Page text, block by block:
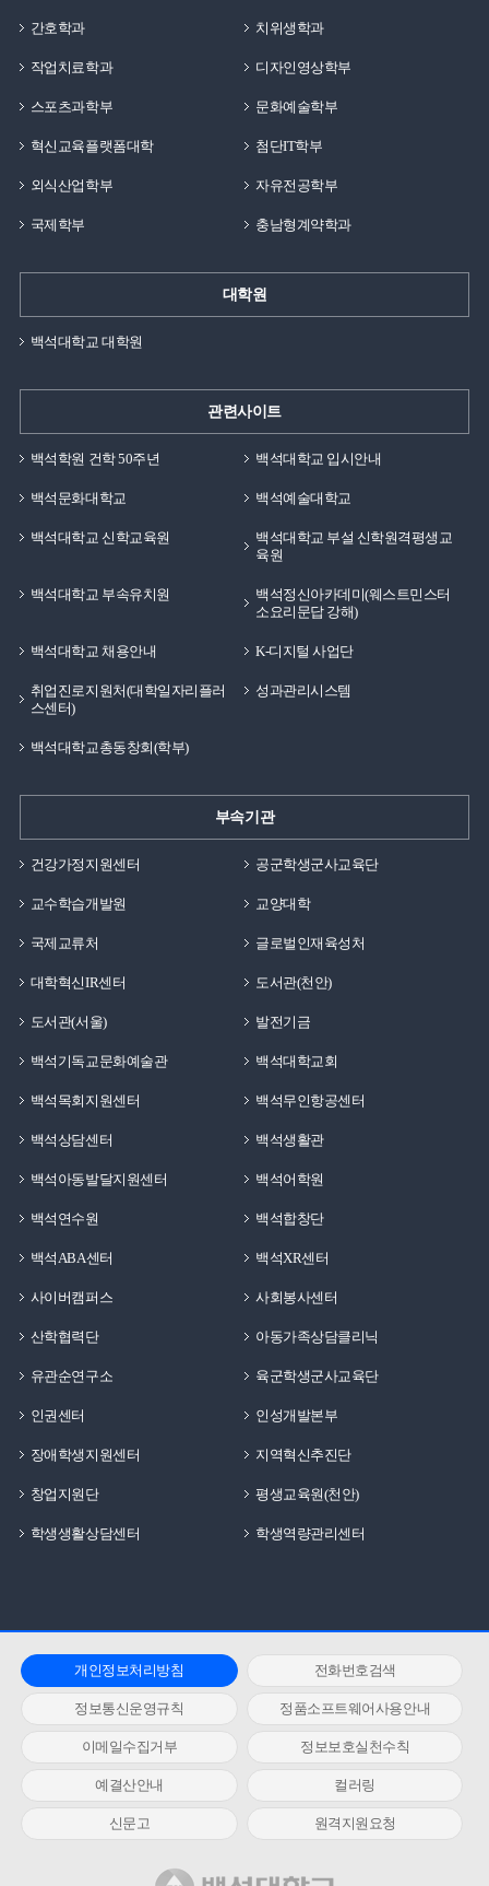
간호학과 치위생학과
작업치료학과 디자인영상학부
스포츠과학부 문화예술학부
혁신교육플랫폼대학 첨단IT학부
외식산업학부 자유전공학부
국제학부 충남형계약학과
대학원
백석대학교 대학원
관련사이트
백석학원 건학 50주년 백석대학교 입시안내
백석문화대학교 백석예술대학교
백석대학교 신학교육원
백석대학교 부설 신학원격평생교
육원
백석대학교 부속유치원
백석정신아카데미(웨스트민스터
소요리문답 강해)
백석대학교 채용안내 K-디지털 사업단
취업진로지원처(대학일자리플러
스센터)
성과관리시스템
백석대학교총동창회(학부)
부속기관
건강가정지원센터 공군학생군사교육단
교수학습개발원 교양대학
국제교류처 글로벌인재육성처
대학혁신IR센터 도서관(천안)
도서관(서울) 발전기금
백석기독교문화예술관 백석대학교회
백석목회지원센터 백석무인항공센터
백석상담센터 백석생활관
백석아동발달지원센터 백석어학원
백석연수원 백석합창단
백석ABA센터 백석XR센터
사이버캠퍼스 사회봉사센터
산학협력단 아동가족상담클리닉
유관순연구소 육군학생군사교육단
인권센터 인성개발본부
장애학생지원센터 지역혁신추진단
창업지원단 평생교육원(천안)
학생생활상담센터 학생역량관리센터
개인정보처리방침 전화번호검색
정보통신운영규칙 정품소프트웨어사용안내
이메일수집거부 정보보호실천수칙
예결산안내 컬러링
신문고 원격지원요청